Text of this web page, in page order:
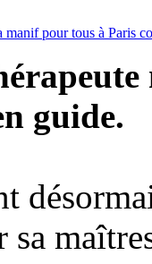
pour tous à Paris
guide.